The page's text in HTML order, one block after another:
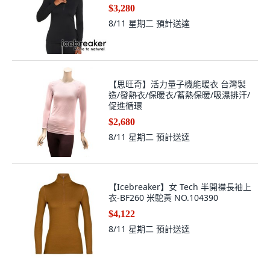
$3,280
8/11 星期二 預計送達
【思旺奇】活力量子機能暖衣 台灣製
造/發熱衣/保暖衣/蓄熱保暖/吸濕排汗/
促進循環
$2,680
8/11 星期二 預計送達
【Icebreaker】女 Tech 半開襟長袖上
衣-BF260 米駝黃 NO.104390
$4,122
8/11 星期二 預計送達